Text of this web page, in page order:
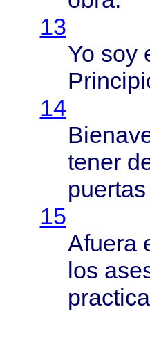
13
Yo soy
14
tener
puertas
15
Afuera
los
practica